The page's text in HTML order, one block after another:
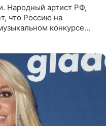
Народный артист РФ,
что Россию на
конкурсе